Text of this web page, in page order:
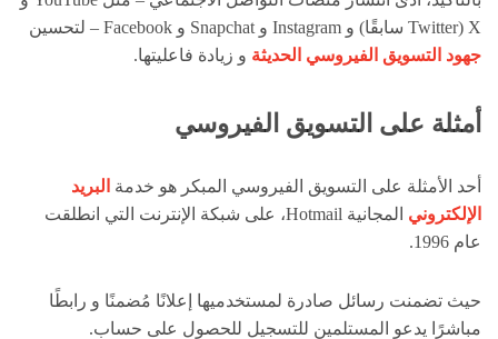
X (Twitter سابقًا) و Instagram و Snapchat و Facebook – لتحسين
جهود التسويق الفيروسي الحديثة و زيادة فاعليتها.
أمثلة على التسويق الفيروسي
أحد الأمثلة على التسويق الفيروسي المبكر هو خدمة البريد
الإلكتروني
المجانية Hotmail، على شبكة الإنترنت التي انطلقت
عام 1996.
حيث تضمنت رسائل صادرة لمستخدميها إعلانًا مُضمنًا و رابطًا
مباشرًا يدعو المستلمين للتسجيل للحصول على حساب.